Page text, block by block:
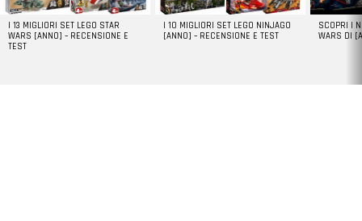
I 13 MIGLIORI SET LEGO STAR
WARS [ANNO] – RECENSIONE E
TEST
I 10 MIGLIORI SET LEGO NINJAGO
[ANNO] – RECENSIONE E TEST
SCOPRI I
WARS DI